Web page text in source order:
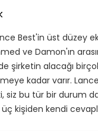
Best'in üst düzey
ve Damon'ın
şirketin alacağı
kadar varır.
bu tür bir durum da
kişiden kendi